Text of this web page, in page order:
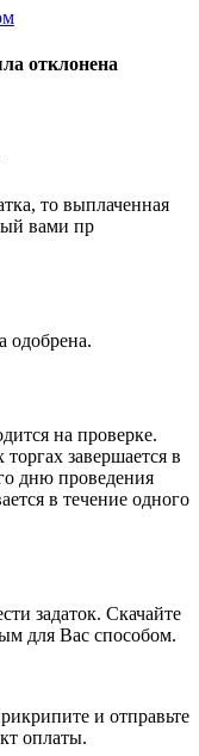
отклонена
то выплаченная
вами пр
одобрена.
на проверке.
завершается в
дню проведения
в течение одного
задаток. Скачайте
для Вас способом.
и отправьте
оплаты.